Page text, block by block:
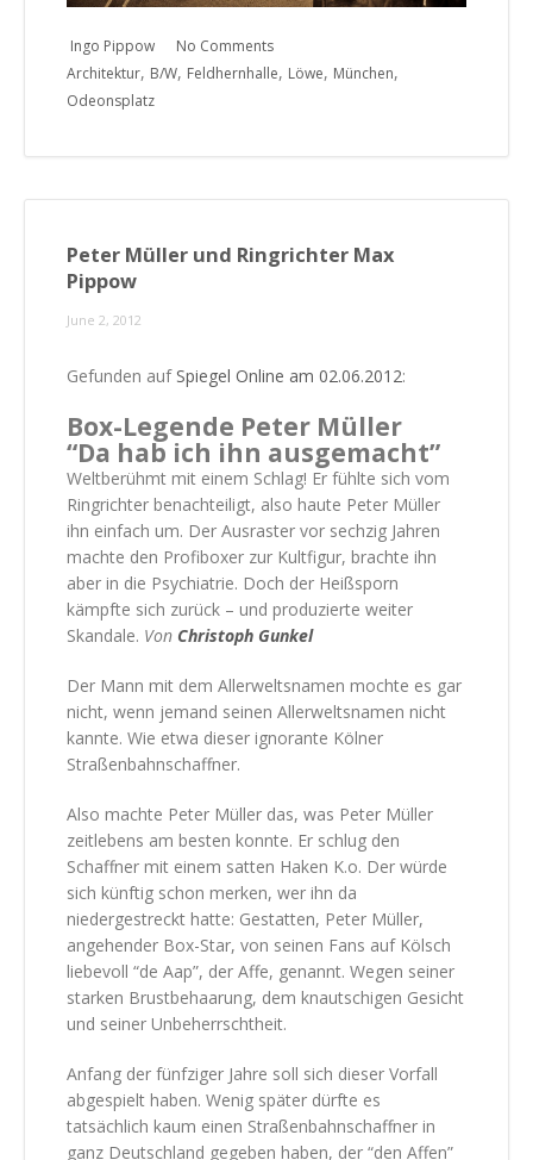
Ingo Pippow
No Comments
Architektur, B/W, Feldhernhalle, Löwe, München,
Odeonsplatz
Peter Müller und Ringrichter Max
Pippow
June 2, 2012
Gefunden auf Spiegel Online am 02.06.2012:
Box-Legende Peter Müller
“Da hab ich ihn ausgemacht”
Weltberühmt mit einem Schlag! Er fühlte sich vom
Ringrichter benachteiligt, also haute Peter Müller
ihn einfach um. Der Ausraster vor sechzig Jahren
machte den Profiboxer zur Kultfigur, brachte ihn
aber in die Psychiatrie. Doch der Heißsporn
kämpfte sich zurück – und produzierte weiter
Skandale. Von Christoph Gunkel
Der Mann mit dem Allerweltsnamen mochte es gar
nicht, wenn jemand seinen Allerweltsnamen nicht
kannte. Wie etwa dieser ignorante Kölner
Straßenbahnschaffner.
Also machte Peter Müller das, was Peter Müller
zeitlebens am besten konnte. Er schlug den
Schaffner mit einem satten Haken K.o. Der würde
sich künftig schon merken, wer ihn da
niedergestreckt hatte: Gestatten, Peter Müller,
angehender Box-Star, von seinen Fans auf Kölsch
liebevoll “de Aap”, der Affe, genannt. Wegen seiner
starken Brustbehaarung, dem knautschigen Gesicht
und seiner Unbeherrschtheit.
Anfang der fünfziger Jahre soll sich dieser Vorfall
abgespielt haben. Wenig später dürfte es
tatsächlich kaum einen Straßenbahnschaffner in
ganz Deutschland gegeben haben, der “den Affen”